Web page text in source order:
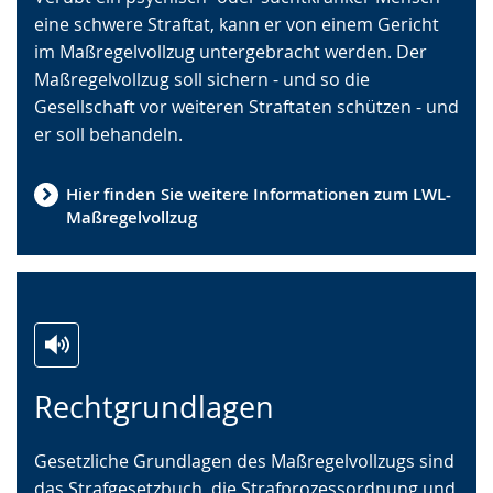
Gebärdensprache
wird
angezeigt.
eine schwere Straftat, kann er von einem Gericht
im Maßregelvollzug untergebracht werden. Der
Maßregelvollzug soll sichern - und so die
Gesellschaft vor weiteren Straftaten schützen - und
er soll behandeln.
Hier finden Sie weitere Informationen zum LWL-
Maßregelvollzug
Rechtgrundlagen
Leichten
wechseln.
Audio-
Unterstützung.
Video
Deutscher
Gesetzliche Grundlagen des Maßregelvollzugs sind